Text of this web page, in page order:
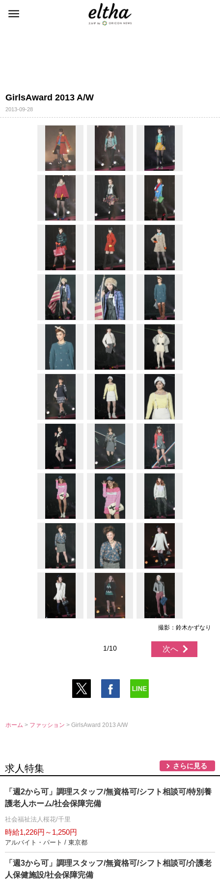
GirlsAward 2013 A/W
2013-09-28
撮影：鈴木かずなり
次へ
1/10
ホーム > ファッション> GirlsAward 2013 A/W
求人特集 さらに見る
「週2から可」調理スタッフ/無資格可/シフト相談可/特別養
護老人ホーム/社会保障完備
社会福祉法人桜花/千里
時給1,226円～1,250円
アルバイト・パート / 東京都
「週3から可」調理スタッフ/無資格可/シフト相談可/介護老
人保健施設/社会保障完備